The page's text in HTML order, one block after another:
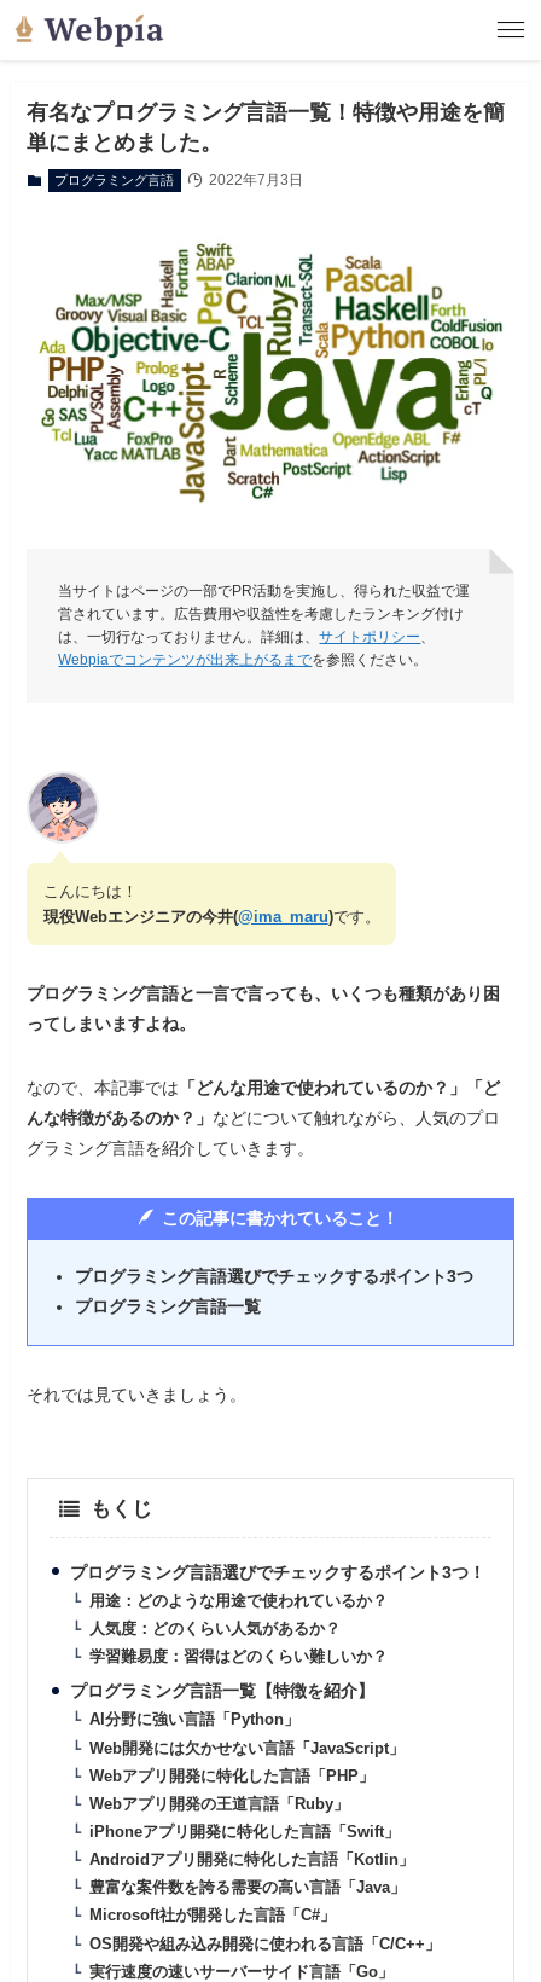
有名なプログラミング言語一覧！特徴や用途を簡
単にまとめました。
プログラミング言語 2022年7月3日
当サイトはページの一部でPR活動を実施し、得られた収益で運
営されています。広告費用や収益性を考慮したランキング付け
は、一切行なっておりません。詳細は、サイトポリシー、
Webpiaでコンテンツが出来上がるまでを参照ください。
こんにちは！
現役Webエンジニアの今井(@ima_maru)です。
プログラミング言語と一言で言っても、いくつも種類があり困
ってしまいますよね。
なので、本記事では 「どんな用途で使われているのか？」「ど
んな特徴があるのか？」 などについて触れながら、人気のプロ
グラミング言語を紹介していきます。
この記事に書かれていること！
プログラミング言語選びでチェックするポイント3つ
プログラミング言語一覧
それでは見ていきましょう。
もくじ
プログラミング言語選びでチェックするポイント3つ！
用途：どのような用途で使われているか？
人気度：どのくらい人気があるか？
学習難易度：習得はどのくらい難しいか？
プログラミング言語一覧【特徴を紹介】
AI分野に強い言語「Python」
Web開発には欠かせない言語「JavaScript」
Webアプリ開発に特化した言語「PHP」
Webアプリ開発の王道言語「Ruby」
iPhoneアプリ開発に特化した言語「Swift」
Androidアプリ開発に特化した言語「Kotlin」
豊富な案件数を誇る需要の高い言語「Java」
Microsoft社が開発した言語「C#」
OS開発や組み込み開発に使われる言語「C/C++」
実行速度の速いサーバーサイド言語「Go」